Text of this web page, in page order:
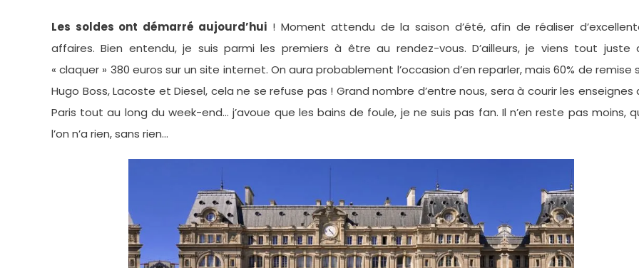
Les soldes ont démarré aujourd’hui ! Moment attendu de la saison d’été, afin de réaliser
affaires. Bien entendu, je suis parmi les premiers à être au rendez-vous. D’ailleurs, je viens tout juste
« claquer » 380 euros sur un site internet. On aura probablement l’occasion d’en reparler, mais 60% de remise
Hugo Boss, Lacoste et Diesel, cela ne se refuse pas ! Grand nombre d’entre nous, sera à courir les enseignes
Paris tout au long du week-end… j’avoue que les bains de foule, je ne suis pas fan. Il n’en reste pas moins,
l’on n’a rien, sans rien…